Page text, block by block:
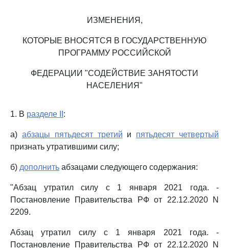
ИЗМЕНЕНИЯ,
КОТОРЫЕ ВНОСЯТСЯ В ГОСУДАРСТВЕННУЮ
ПРОГРАММУ РОССИЙСКОЙ
ФЕДЕРАЦИИ "СОДЕЙСТВИЕ ЗАНЯТОСТИ
НАСЕЛЕНИЯ"
1. В разделе II :
а) абзацы пятьдесят третий и пятьдесят четвертый
признать утратившими силу;
б) дополнить абзацами следующего содержания:
"Абзац утратил силу с 1 января 2021 года. -
Постановление Правительства РФ от 22.12.2020 N
2209.
Абзац утратил силу с 1 января 2021 года. -
Постановление Правительства РФ от 22.12.2020 N